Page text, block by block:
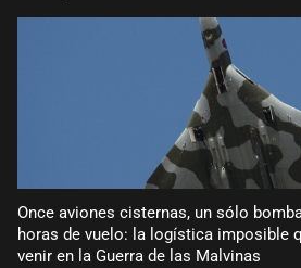
Once aviones cisternas, un sólo
horas de vuelo: la logística imposible
venir en la Guerra de las Malvinas